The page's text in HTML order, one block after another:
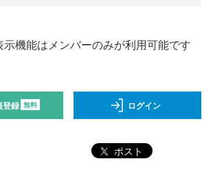
機能はメンバーのみが利用可能です
登録 無料 ログイン
ポスト